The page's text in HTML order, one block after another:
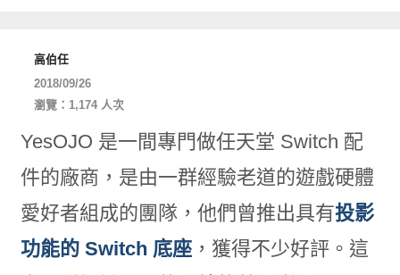
高伯任
2018/09/26
瀏覽：1,174 人次
YesOJO 是一間專門做任天堂 Switch 配
件的廠商，是由一群經驗老道的遊戲硬體
愛好者組成的團隊，他們曾推出具有投影
功能的 Switch 底座，獲得不少好評。這